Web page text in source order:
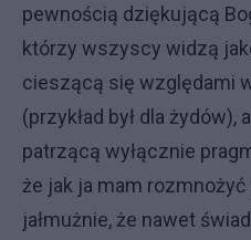
pewnością dziękującą
którzy wszyscy widzą
cieszącą się względami
(przykład był dla żydów),
patrzącą wyłącznie
że jak ja mam
jałmużnie, że nawet